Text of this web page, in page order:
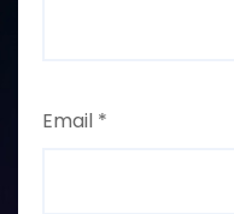
Email *